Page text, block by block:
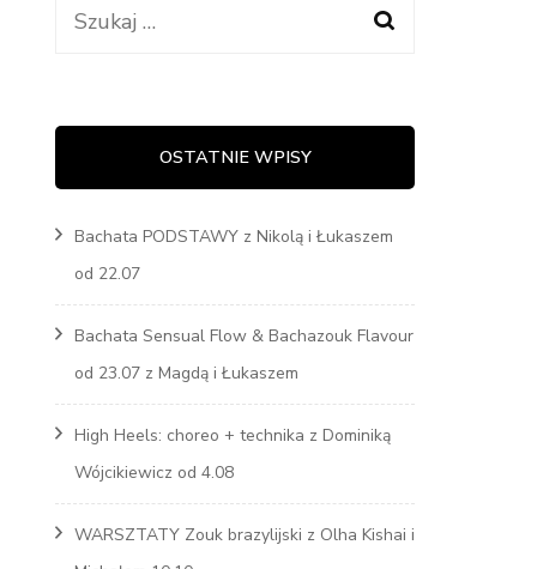
Lajla
Oliwia
Marcin
Szukaj:
OSTATNIE WPISY
Bachata PODSTAWY z Nikolą i Łukaszem
od 22.07
Bachata Sensual Flow & Bachazouk Flavour
od 23.07 z Magdą i Łukaszem
High Heels: choreo + technika z Dominiką
Wójcikiewicz od 4.08
WARSZTATY Zouk brazylijski z Olha Kishai i